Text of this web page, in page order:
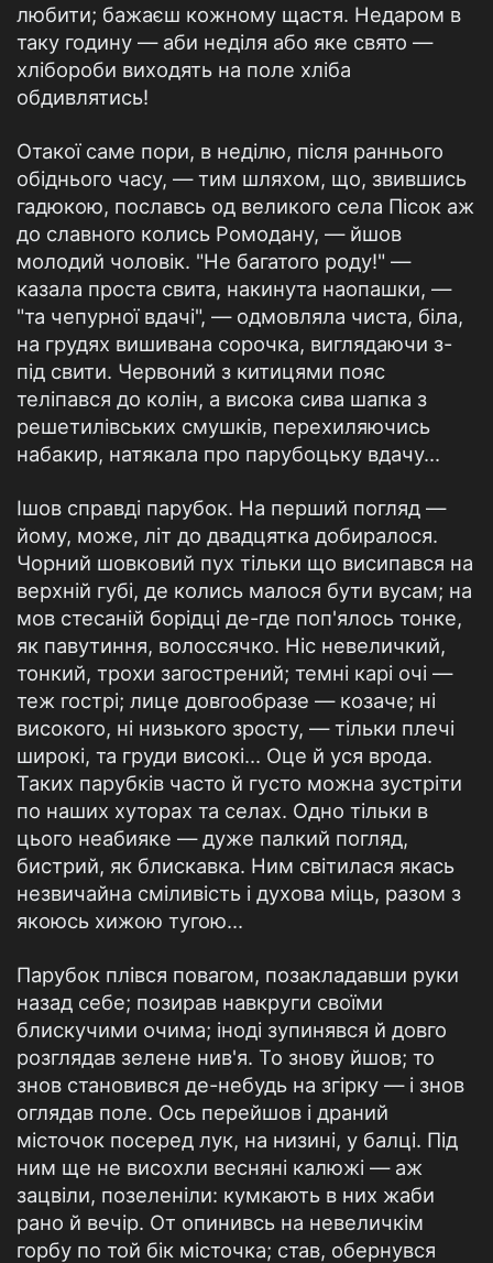
любити; бажаєш кожному щастя. Недаром в
таку годину — аби неділя або яке свято —
хлібороби виходять на поле хліба
обдивлятись!
Отакої саме пори, в неділю, після раннього
обіднього часу, — тим шляхом, що, звившись
гадюкою, пославсь од великого села Пісок аж
до славного колись Ромодану, — йшов
молодий чоловік. "Не багатого роду!" —
казала проста свита, накинута наопашки, —
"та чепурної вдачі", — одмовляла чиста, біла,
на грудях вишивана сорочка, виглядаючи з-
під свити. Червоний з китицями пояс
теліпався до колін, а висока сива шапка з
решетилівських смушків, перехиляючись
набакир, натякала про парубоцьку вдачу...
Ішов справді парубок. На перший погляд —
йому, може, літ до двадцятка добиралося.
Чорний шовковий пух тільки що висипався на
верхній губі, де колись малося бути вусам; на
мов стесаній борідці де-где поп'ялось тонке,
як павутиння, волоссячко. Ніс невеличкий,
тонкий, трохи загострений; темні карі очі —
теж гострі; лице довгообразе — козаче; ні
високого, ні низького зросту, — тільки плечі
широкі, та груди високі... Оце й уся врода.
Таких парубків часто й густо можна зустріти
по наших хуторах та селах. Одно тільки в
цього неабияке — дуже палкий погляд,
бистрий, як блискавка. Ним світилася якась
незвичайна сміливість і духова міць, разом з
якоюсь хижою тугою...
Парубок плівся повагом, позакладавши руки
назад себе; позирав навкруги своїми
блискучими очима; іноді зупинявся й довго
розглядав зелене нив'я. То знову йшов; то
знов становився де-небудь на згірку — і знов
оглядав поле. Ось перейшов і драний
місточок посеред лук, на низині, у балці. Під
ним ще не висохли весняні калюжі — аж
зацвіли, позеленіли: кумкають в них жаби
рано й вечір. От опинивсь на невеличкім
горбу по той бік місточка; став, обернувся